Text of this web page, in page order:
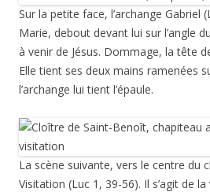
Sur la petite face, l’archange Gabriel
Marie, debout devant lui sur l’angle
à venir de Jésus. Dommage, la tête
Elle tient ses deux mains ramenées
l’archange lui tient l’épaule.
La scène suivante, vers le centre du
Visitation (Luc 1, 39-56). Il s’agit de